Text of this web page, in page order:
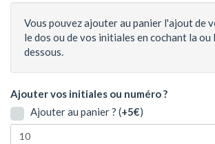
Vous pouvez ajouter au panier l'ajout de
le dos ou de vos initiales en cochant la ou
dessous.
Ajouter vos initiales ou numéro ?
Ajouter au panier ? (+5€)